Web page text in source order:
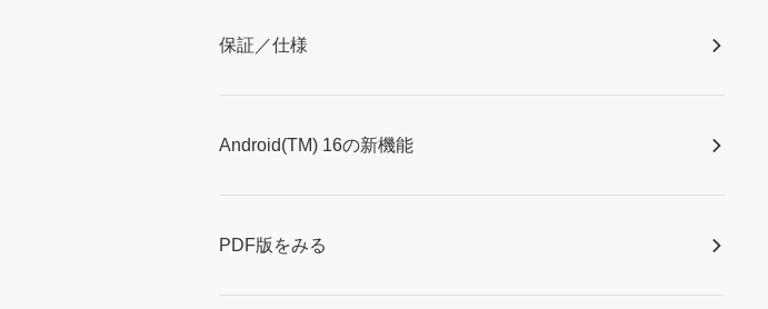
保証／仕様
Android(TM) 16の新機能
PDF版をみる